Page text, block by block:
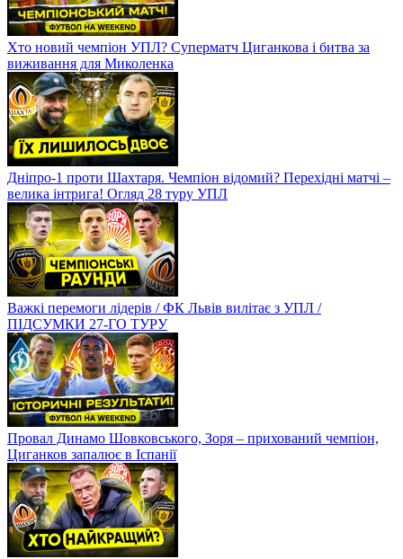
Хто новий чемпіон УПЛ? Суперматч Циганкова і битва за
виживання для Миколенка
Дніпро-1 проти Шахтаря. Чемпіон відомий? Перехідні матчі –
велика інтрига! Огляд 28 туру УПЛ
Важкі перемоги лідерів / ФК Львів вилітає з УПЛ /
ПІДСУМКИ 27-ГО ТУРУ
Провал Динамо Шовковського, Зоря – прихований чемпіон,
Циганков запалює в Іспанії